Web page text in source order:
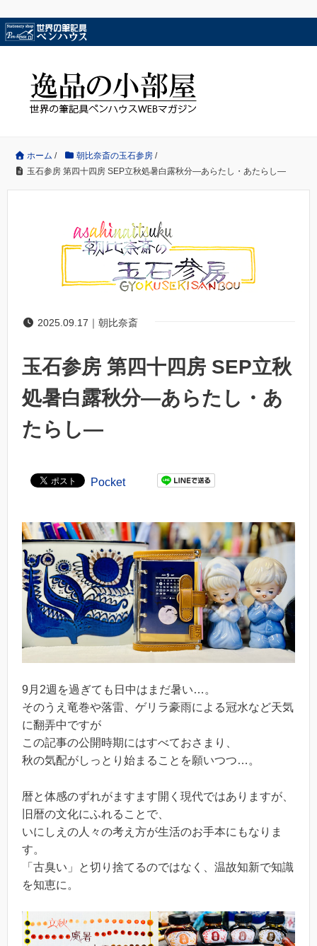
ホーム / 朝比奈斎の玉石参房 /
玉石参房 第四十四房 SEP立秋処暑白露秋分―あらたし・あたらし―
2025.09.17｜朝比奈斎
玉石参房 第四十四房 SEP立秋
処暑白露秋分―あらたし・あ
たらし―
Pocket
9月2週を過ぎても日中はまだ暑い…。
そのうえ竜巻や落雷、ゲリラ豪雨による冠水など天気
に翻弄中ですが
この記事の公開時期にはすべておさまり、
秋の気配がしっとり始まることを願いつつ…。
暦と体感のずれがますます開く現代ではありますが、
旧暦の文化にふれることで、
いにしえの人々の考え方が生活のお手本にもなりま
す。
「古臭い」と切り捨てるのではなく、温故知新で知識
を知恵に。